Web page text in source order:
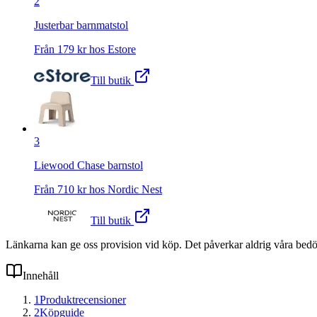
Justerbar barnmatstol
Från 179 kr hos Estore
Till butik
3
Liewood Chase barnstol
Från 710 kr hos Nordic Nest
Till butik
Länkarna kan ge oss provision vid köp. Det påverkar aldrig våra
Innehåll
1Produktrecensioner
2Köpguide